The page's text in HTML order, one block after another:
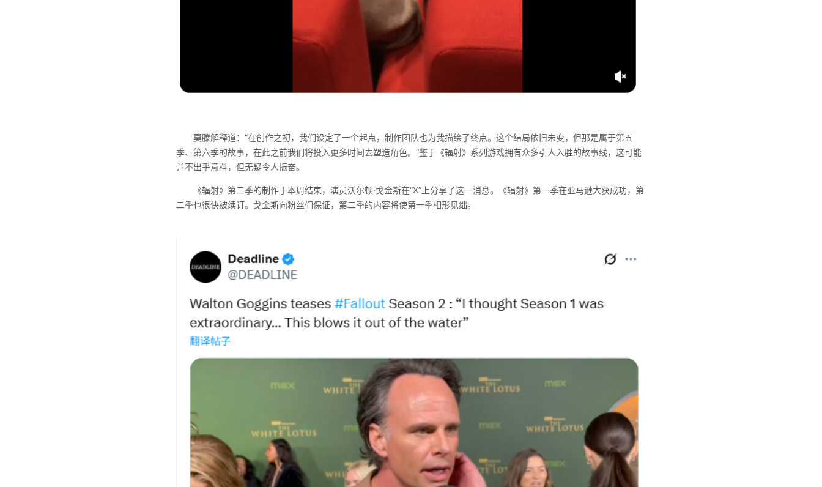
莫滕解释道：“在创作之初，我们设定了一个起点，制作团队也为我描绘了终点。这个结局依旧未变，但那是属于第五
季、第六季的故事，在此之前我们将投入更多时间去塑造角色。”鉴于《辐射》系列游戏拥有众多引人入胜的故事线，这可能
并不出乎意料，但无疑令人振奋。
《辐射》第二季的制作于本周结束，演员沃尔顿·戈金斯在“X”上分享了这一消息。《辐射》第一季在亚马逊大获成功，第
二季也很快被续订。戈金斯向粉丝们保证，第二季的内容将使第一季相形见绌。